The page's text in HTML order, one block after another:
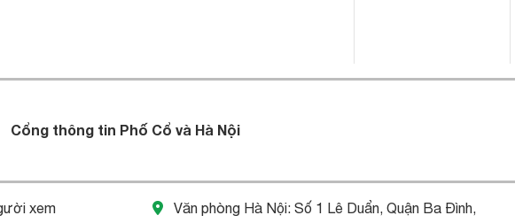
Cổng thông tin Phố Cổ và Hà Nội
xem
Văn phòng Hà Nội: Số 1 Lê Duẩn, Quận Ba Đình,